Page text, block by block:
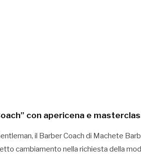
con apericena e
il Barber Coach di Machete
cambiamento nella richiesta della